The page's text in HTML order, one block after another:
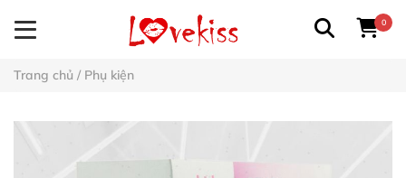
0
Trang chủ / Phụ kiện